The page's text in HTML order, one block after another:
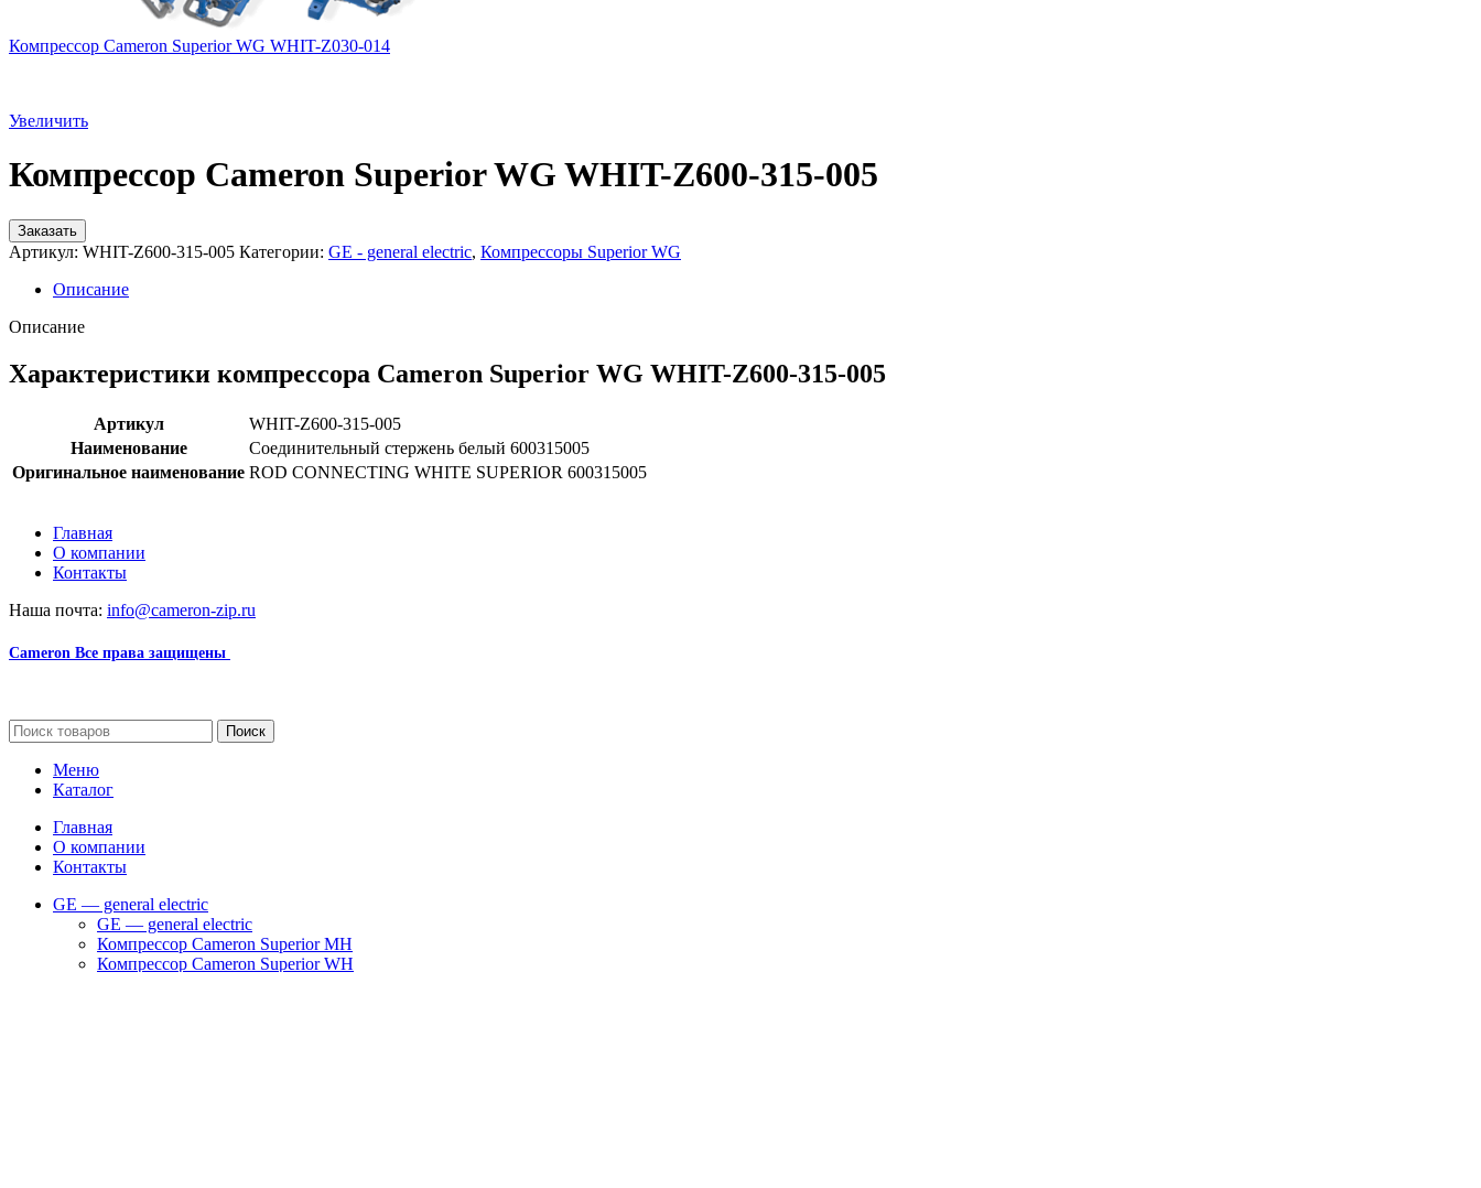
Компрессор Cameron Superior WG WHIT-Z030-014
Увеличить
Компрессор Cameron Superior WG WHIT-Z600-315-005
Заказать
Артикул: WHIT-Z600-315-005 Категории: GE - general electric, Компрессоры Superior WG
Описание
Описание
Характеристики компрессора Cameron Superior WG WHIT-Z600-315-005
Артикул
WHIT-Z600-315-005
Наименование
Соединительный стержень белый 600315005
Оригинальное наименование ROD CONNECTING WHITE SUPERIOR 600315005
Главная
О компании
Контакты
Наша почта: info@cameron-zip.ru
Cameron Все права защищены
Поиск
Меню
Каталог
Главная
О компании
Контакты
GE — general electric
GE — general electric
Компрессор Cameron Superior MH
Компрессор Cameron Superior WH